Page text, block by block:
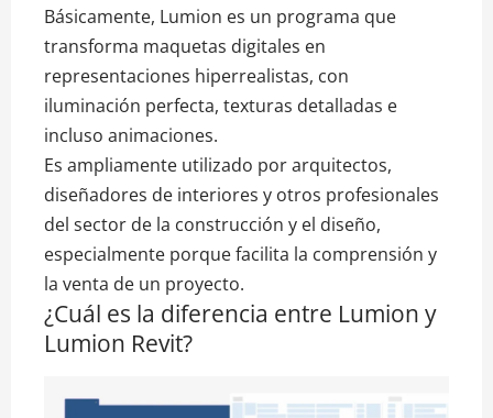
Básicamente, Lumion es un programa que
transforma maquetas digitales en
representaciones hiperrealistas, con
iluminación perfecta, texturas detalladas e
incluso animaciones.
Es ampliamente utilizado por arquitectos,
diseñadores de interiores y otros profesionales
del sector de la construcción y el diseño,
especialmente porque facilita la comprensión y
la venta de un proyecto.
¿Cuál es la diferencia entre Lumion y
Lumion Revit?